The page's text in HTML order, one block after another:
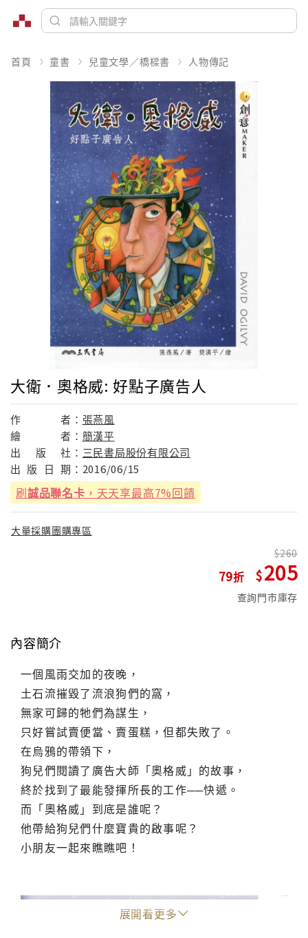
首頁 童書 兒童文學／橋樑書 人物傳記
大衛．奧格威: 好點子廣告人
作 者： 張燕風
繪
者： 簡漢平
出
版 社： 三民書局股份有限公司
出 版 日 期： 2016/06/15
刷誠品聯名卡 ，天天享最高7%回饋
大量採購團購專區
79
260
205
查詢門市庫存
內容簡介
一個風雨交加的夜晚，
土石流摧毀了流浪狗們的窩，
無家可歸的牠們為謀生，
只好嘗試賣便當、賣蛋糕，但都失敗了。
在烏鴉的帶領下，
狗兒們閱讀了廣告大師「奧格威」的故事，
終於找到了最能發揮所長的工作──快遞。
而「奧格威」到底是誰呢？
他帶給狗兒們什麼寶貴的啟事呢？
小朋友一起來瞧瞧吧！
展開看更多